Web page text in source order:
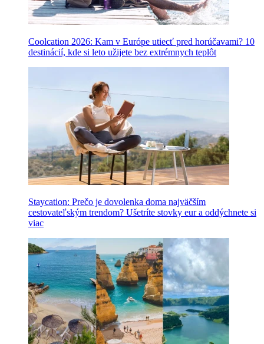
Coolcation 2026: Kam v Európe utiecť pred horúčavami? 10
destinácií, kde si leto užijete bez extrémnych teplôt
Staycation: Prečo je dovolenka doma najväčším
cestovateľským trendom? Ušetríte stovky eur a oddýchnete si
viac